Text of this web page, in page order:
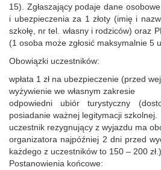
15). Zgłaszający podaje dane
i ubezpieczenia za 1 złoty (imię i
szkołę, nr tel. własny i rodziców) oraz
(1 osoba może zgłosić maksymalnie 5
Obowiązki uczestników:
wpłata 1 zł na ubezpieczenie (przed
wyżywienie we własnym zakresie
odpowiedni ubiór turystyczny
posiadanie ważnej legitymacji szkolnej.
uczestnik rezygnujący z wyjazdu ma
organizatora najpóźniej 2 dni przed
każdego z uczestników to 150 – 200 zł.).
Postanowienia końcowe: